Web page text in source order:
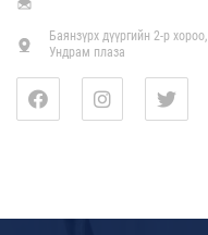
Баянзүрх дүүргийн 2-р хороо,
Ундрам плаза